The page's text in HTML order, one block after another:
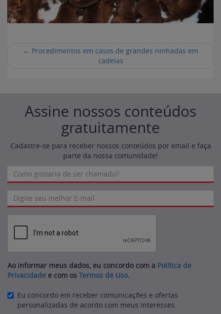
← Procedimentos em casos de grandes ninhadas em
cadelas
Assine nossos conteúdos
gratuitamente
Cadastre-se para receber nossos conteúdos por email e faça
parte da nossa comunidade!
Ao informar meus dados, eu concordo com a Política de
Privacidade e com os Termos de Uso.
Eu concordo em receber comunicações e ofertas
personalizadas de acordo com meus interesses.